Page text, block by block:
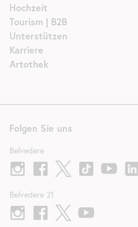
Hochzeit
Tourism | B2B
Unterstützen
Karriere
Artothek
Folgen Sie uns
Belvedere
Belvedere 21